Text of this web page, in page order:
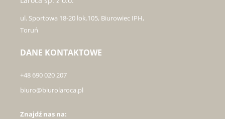
ul. Sportowa 18-20 lok.105, Biurowiec IPH,
Toruń
DANE KONTAKTOWE
+48 690 020 207
biuro@biurolaroca.pl
Znajdź nas na: